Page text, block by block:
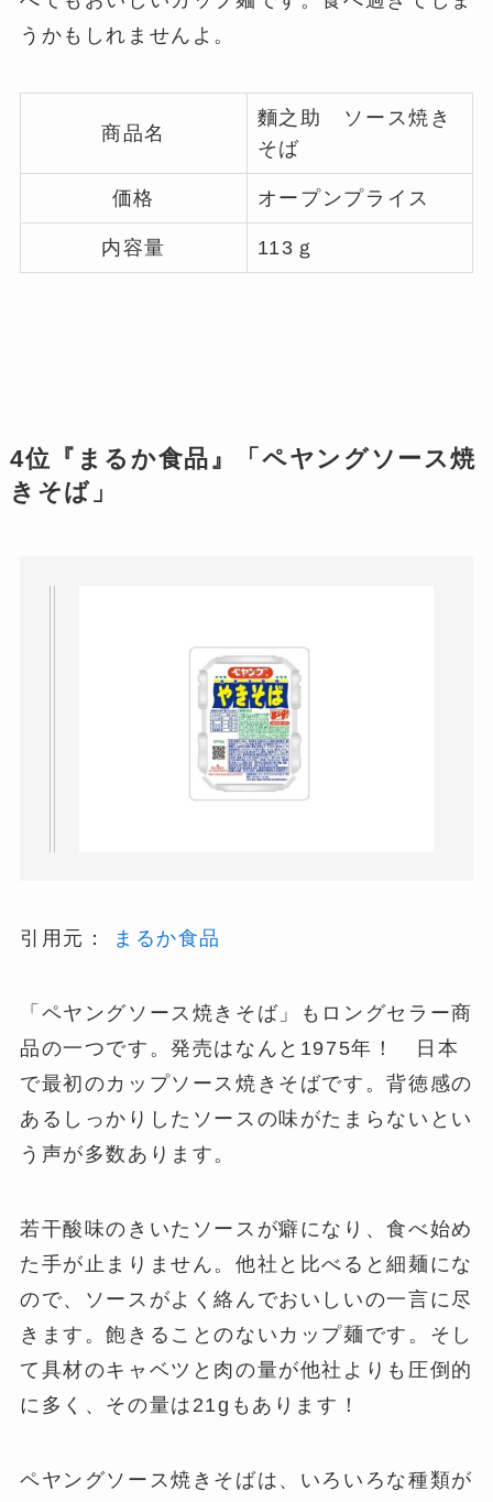
うかもしれませんよ。
商品名
麵之助 ソース焼き
そば
価格 オープンプライス
内容量 113ｇ
4位『まるか食品』「ペヤングソース焼
きそば」
引用元： まるか食品
「ペヤングソース焼きそば」もロングセラー商
品の一つです。発売はなんと1975年！ 日本
で最初のカップソース焼きそばです。背徳感の
あるしっかりしたソースの味がたまらないとい
う声が多数あります。
若干酸味のきいたソースが癖になり、食べ始め
た手が止まりません。他社と比べると細麺にな
ので、ソースがよく絡んでおいしいの一言に尽
きます。飽きることのないカップ麺です。そし
て具材のキャベツと肉の量が他社よりも圧倒的
に多く、その量は21gもあります！
ペヤングソース焼きそばは、いろいろな種類が